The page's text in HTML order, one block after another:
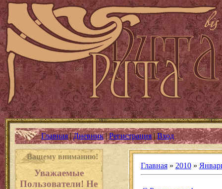
Главная|Дневник|Регистрация|Вход
Вашему вниманию!
Уважаемые
Пользователи! Не
Главная» 2010 »